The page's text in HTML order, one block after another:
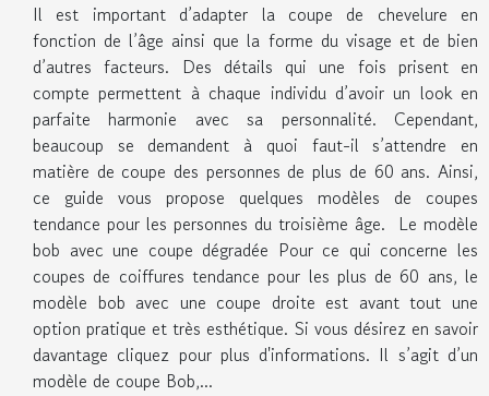
Il est important d’adapter la coupe de chevelure en
fonction de l’âge ainsi que la forme du visage et de bien
d’autres facteurs. Des détails qui une fois prisent en
compte permettent à chaque individu d’avoir un look en
parfaite harmonie avec sa personnalité. Cependant,
beaucoup se demandent à quoi faut-il s’attendre en
matière de coupe des personnes de plus de 60 ans. Ainsi,
ce guide vous propose quelques modèles de coupes
tendance pour les personnes du troisième âge. Le modèle
bob avec une coupe dégradée Pour ce qui concerne les
coupes de coiffures tendance pour les plus de 60 ans, le
modèle bob avec une coupe droite est avant tout une
option pratique et très esthétique. Si vous désirez en savoir
davantage cliquez pour plus d'informations. Il s’agit d’un
modèle de coupe Bob,...